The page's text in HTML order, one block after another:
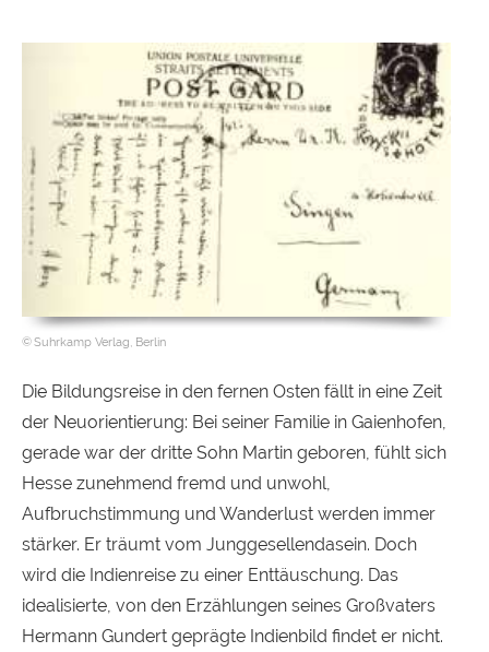
Suhrkamp Verlag, Berlin
Die Bildungsreise in den fernen Osten fällt in eine Zeit
der Neuorientierung: Bei seiner Familie in Gaienhofen,
gerade war der dritte Sohn Martin geboren, fühlt sich
Hesse zunehmend fremd und unwohl,
Aufbruchstimmung und Wanderlust werden immer
stärker. Er träumt vom Junggesellendasein. Doch
wird die Indienreise zu einer Enttäuschung. Das
idealisierte, von den Erzählungen seines Großvaters
Hermann Gundert geprägte Indienbild findet er nicht.